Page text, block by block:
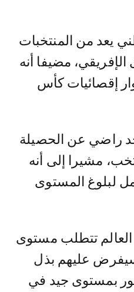
يعد من المنتخبات
مضيفا أنه
إقصائيات كأس
راضي عن الحصيلة
مشيرا إلى أنه
لبلوغ المستوى
تتطلب مستوى
سيفرض عليهم بذل
بمستوى جيد في